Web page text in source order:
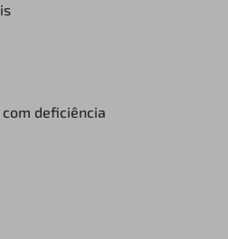
deficiência